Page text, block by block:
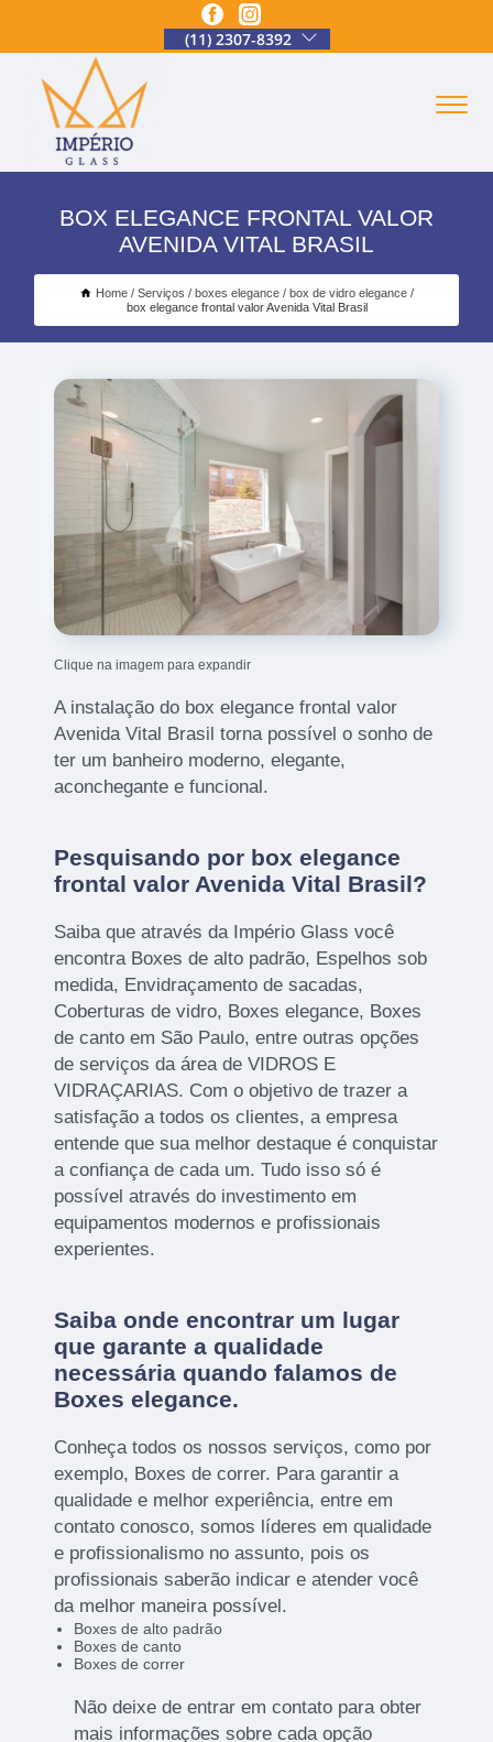
(11) 2307-8392
BOX ELEGANCE FRONTAL VALOR
AVENIDA VITAL BRASIL
Home Serviços boxes elegance
box de vidro elegance
box elegance frontal valor Avenida Vital Brasil
Clique na imagem para expandir
A instalação do box elegance frontal valor
Avenida Vital Brasil torna possível o sonho de
ter um banheiro moderno, elegante,
aconchegante e funcional.
Pesquisando por box elegance
frontal valor Avenida Vital Brasil?
Saiba que através da Império Glass você
encontra Boxes de alto padrão, Espelhos sob
medida, Envidraçamento de sacadas,
Coberturas de vidro, Boxes elegance, Boxes
de canto em São Paulo, entre outras opções
de serviços da área de VIDROS E
VIDRAÇARIAS. Com o objetivo de trazer a
satisfação a todos os clientes, a empresa
entende que sua melhor destaque é conquistar
a confiança de cada um. Tudo isso só é
possível através do investimento em
equipamentos modernos e profissionais
experientes.
Saiba onde encontrar um lugar
que garante a qualidade
necessária quando falamos de
Boxes elegance.
Conheça todos os nossos serviços, como por
exemplo, Boxes de correr. Para garantir a
qualidade e melhor experiência, entre em
contato conosco, somos líderes em qualidade
e profissionalismo no assunto, pois os
profissionais saberão indicar e atender você
da melhor maneira possível.
Boxes de alto padrão
Boxes de canto
Boxes de correr
Não deixe de entrar em contato para obter
mais informações sobre cada opção